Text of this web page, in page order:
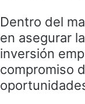
Dentro del
en asegurar
inversión
compromiso